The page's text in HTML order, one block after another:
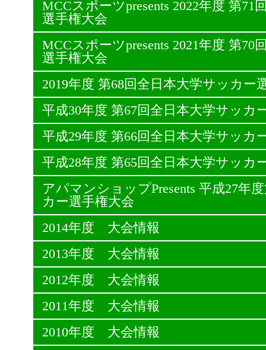
MCCスポーツpresents 2022年度 第71
選手権大会
MCCスポーツpresents 2021年度 第70
選手権大会
2019年度 第68回全日本大学サッカー
平成30年度 第67回全日本大学サッカ
平成29年度 第66回全日本大学サッカ
平成28年度 第65回全日本大学サッカ
アパマンショップPresents 平成27年
カー選手権大会
2014年度 大会情報
2013年度 大会情報
2012年度 大会情報
2011年度 大会情報
2010年度 大会情報